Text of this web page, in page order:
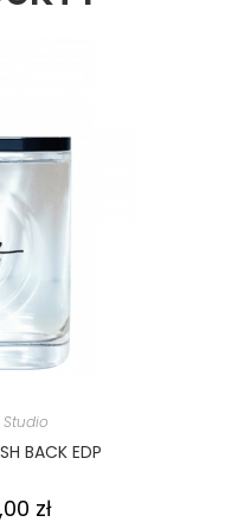
BACK EDP
zł